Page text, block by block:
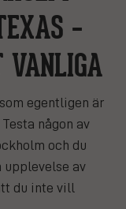
–
VANLIGA
egentligen är
någon av
och du
upplevelse av
du inte vill